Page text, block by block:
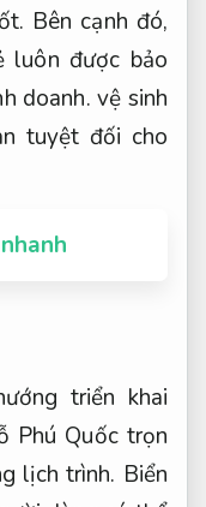
Bên cạnh đó,
luôn được bảo
doanh. vệ sinh
tuyệt đối cho
triển khai
Phú Quốc trọn
lịch trình. Biển